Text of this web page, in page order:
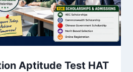
Aptitude Test HAT